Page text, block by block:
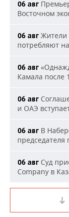
06 авг
Восточном
06 авг Жители
потребляют
06 авг
Камала после
06 авг
и ОАЭ
06 авг В
председателя
06 авг Суд
Company в